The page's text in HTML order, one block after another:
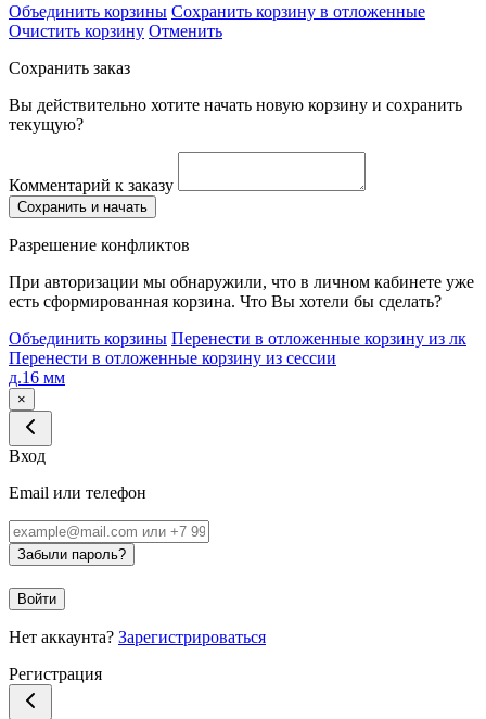
Объединить корзины Сохранить корзину в отложенные
Очистить корзину Отменить
Сохранить заказ
Вы действительно хотите начать новую корзину и сохранить
текущую?
Комментарий к заказу
Сохранить и начать
Разрешение конфликтов
При авторизации мы обнаружили, что в личном кабинете уже
есть сформированная корзина. Что Вы хотели бы сделать?
Объединить корзины Перенести в отложенные корзину из лк
Перенести в отложенные корзину из сессии
д.16 мм
×
Вход
Email или телефон
Забыли пароль?
Войти
Нет аккаунта? Зарегистрироваться
Регистрация